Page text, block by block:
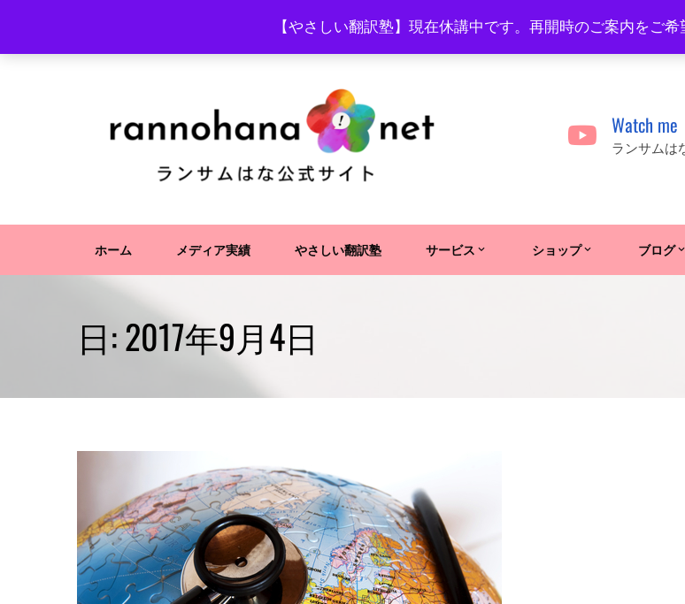
【やさしい翻訳塾】現在休講中です。再開時のご案内をご希
content
Watch me
ランサムは
ホーム メディア実績 やさしい翻訳塾 サービス ショップ ブログ
日:2017年9月4日